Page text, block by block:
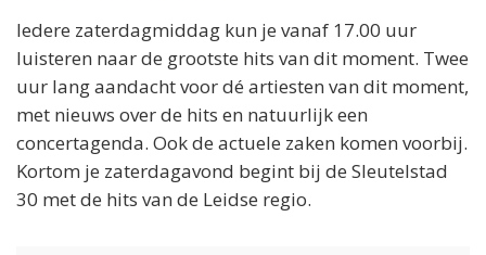
Iedere zaterdagmiddag kun je vanaf 17.00 uur
luisteren naar de grootste hits van dit moment. Twee
uur lang aandacht voor dé artiesten van dit moment,
met nieuws over de hits en natuurlijk een
concertagenda. Ook de actuele zaken komen voorbij.
Kortom je zaterdagavond begint bij de Sleutelstad
30 met de hits van de Leidse regio.